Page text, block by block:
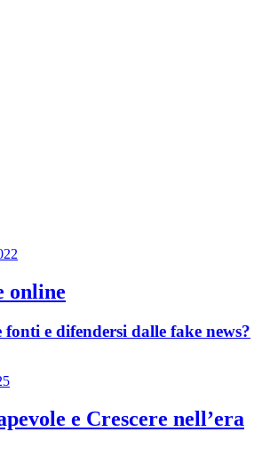
online
fonti e difendersi dalle fake news?
e Crescere nell’era